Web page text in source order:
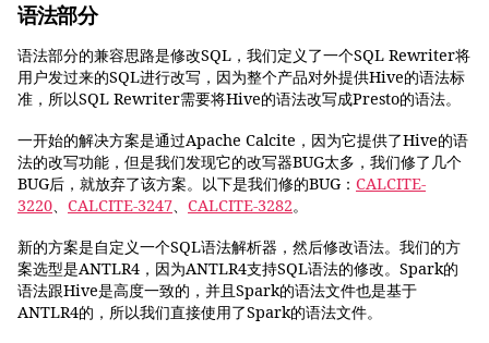
语法部分
语法部分的兼容思路是修改SQL，我们定义了一个SQL Rewriter将
用户发过来的SQL进行改写，因为整个产品对外提供Hive的语法标
准，所以SQL Rewriter需要将Hive的语法改写成Presto的语法。
一开始的解决方案是通过Apache Calcite，因为它提供了Hive的语
法的改写功能，但是我们发现它的改写器BUG太多，我们修了几个
BUG后，就放弃了该方案。以下是我们修的BUG： CALCITE-
3220、 CALCITE-3247、 CALCITE-3282。
新的方案是自定义一个SQL语法解析器，然后修改语法。我们的方
案选型是ANTLR4，因为ANTLR4支持SQL语法的修改。Spark的
语法跟Hive是高度一致的，并且Spark的语法文件也是基于
ANTLR4的，所以我们直接使用了Spark的语法文件。